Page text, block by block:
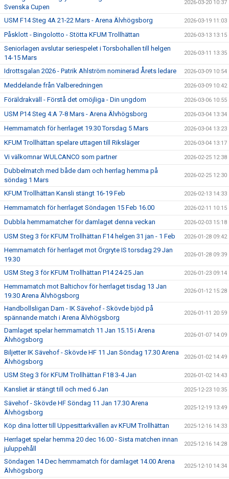
Svenska Cupen
2026-03-20 10:37
USM F14 Steg 4A 21-22 Mars - Arena Älvhögsborg 2026-03-19 11:03
Påsklott - Bingolotto - Stötta KFUM Trollhättan 2026-03-13 13:15
Seniorlagen avslutar seriespelet i Torsbohallen till helgen
14-15 Mars
2026-03-11 13:35
Idrottsgalan 2026 - Patrik Ahlström nominerad Årets ledare 2026-03-09 10:54
Meddelande från Valberedningen 2026-03-09 10:42
Föräldrakväll - Förstå det omöjliga - Din ungdom 2026-03-06 10:55
USM P14 Steg 4:A 7-8 Mars - Arena Älvhögsborg 2026-03-04 13:34
Hemmamatch för herrlaget 19.30 Torsdag 5 Mars 2026-03-04 13:23
KFUM Trollhättan spelare uttagen till Riksläger 2026-03-04 13:17
Vi välkomnar WULCANCO som partner 2026-02-25 12:38
Dubbelmatch med både dam och herrlag hemma på
söndag 1 Mars
2026-02-25 12:30
KFUM Trollhättan Kansli stängt 16-19 Feb 2026-02-13 14:33
Hemmamatch för herrlaget Söndagen 15 Feb 16.00 2026-02-11 10:15
Dubbla hemmamatcher för damlaget denna veckan 2026-02-03 15:18
USM Steg 3 för KFUM Trollhättan F14 helgen 31 jan - 1 Feb 2026-01-28 09:42
Hemmamatch för herrlaget mot Örgryte IS torsdag 29 Jan
19.30
2026-01-28 09:39
USM Steg 3 för KFUM Trollhättan P14 24-25 Jan 2026-01-23 09:14
Hemmamatch mot Baltichov för herrlaget tisdag 13 Jan
19.30 Arena Älvhögsborg
2026-01-12 15:28
Handbollsligan Dam - IK Sävehof - Skövde bjöd på
spännande match i Arena Älvhögsborg
2026-01-11 20:59
Damlaget spelar hemmamatch 11 Jan 15.15 i Arena
Älvhögsborg
2026-01-07 14:09
Biljetter IK Sävehof - Skövde HF 11 Jan Söndag 17.30 Arena
Älvhögsborg
2026-01-02 14:49
USM Steg 3 för KFUM Trollhättan F18 3-4 Jan 2026-01-02 14:43
Kansliet är stängt till och med 6 Jan 2025-12-23 10:35
Sävehof - Skövde HF Söndag 11 Jan 17.30 Arena
Älvhögsborg
2025-12-19 13:49
Köp dina lotter till Uppesittarkvällen av KFUM Trollhättan 2025-12-16 14:33
Herrlaget spelar hemma 20 dec 16.00 - Sista matchen innan
juluppehåll
2025-12-16 14:28
Söndagen 14 Dec hemmamatch för damlaget 14.00 Arena
Älvhögsborg
2025-12-10 14:34